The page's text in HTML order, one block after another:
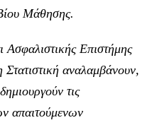
Μάθησης.
Ασφαλιστικής Επιστήμης
αναλαμβάνουν,
τις
απαιτούμενων